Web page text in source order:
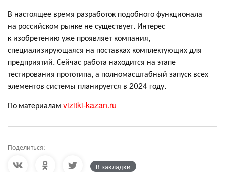
В настоящее время разработок подобного функционала
на российском рынке не существует. Интерес
к изобретению уже проявляет компания,
специализирующаяся на поставках комплектующих для
предприятий. Сейчас работа находится на этапе
тестирования прототипа, а полномасштабный запуск всех
элементов системы планируется в 2024 году.
По материалам vizitki-kazan.ru
Поделиться:
В закладки